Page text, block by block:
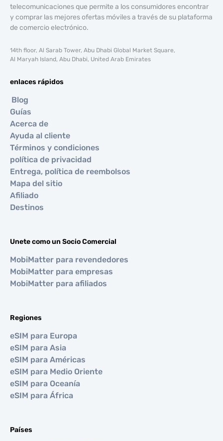
telecomunicaciones que permite a los consumidores encontrar
y comprar las mejores ofertas móviles a través de su plataforma
de comercio electrónico.
14th floor, Al Sarab Tower, Abu Dhabi Global Market Square,
Al Maryah Island, Abu Dhabi, United Arab Emirates
enlaces rápidos
Blog
Guías
Acerca de
Ayuda al cliente
Términos y condiciones
política de privacidad
Entrega, política de reembolsos
Mapa del sitio
Afiliado
Destinos
Unete como un Socio Comercial
MobiMatter para revendedores
MobiMatter para empresas
MobiMatter para afiliados
Regiones
eSIM para Europa
eSIM para Asia
eSIM para Américas
eSIM para Medio Oriente
eSIM para Oceanía
eSIM para África
Países